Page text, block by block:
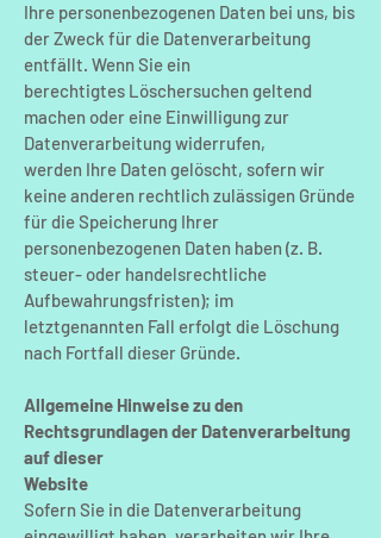
Ihre personenbezogenen Daten bei uns, bis
der Zweck für die Datenverarbeitung
entfällt. Wenn Sie ein
berechtigtes Löschersuchen geltend
machen oder eine Einwilligung zur
Datenverarbeitung widerrufen,
werden Ihre Daten gelöscht, sofern wir
keine anderen rechtlich zulässigen Gründe
für die Speicherung Ihrer
personenbezogenen Daten haben (z. B.
steuer- oder handelsrechtliche
Aufbewahrungsfristen); im
letztgenannten Fall erfolgt die Löschung
nach Fortfall dieser Gründe.
Allgemeine Hinweise zu den
Rechtsgrundlagen der Datenverarbeitung
auf dieser
Website
Sofern Sie in die Datenverarbeitung